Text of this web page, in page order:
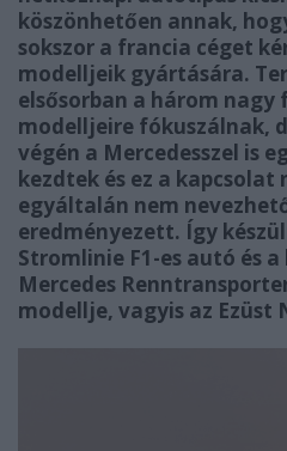
köszönhetően annak,
sokszor a francia céget
modelljeik gyártására.
elsősorban a három
modelljeire fókuszálnak,
végén a Mercedesszel is
kezdtek és ez a
egyáltalán nem
eredményezett. Így
Stromlinie F1-es autó és
Mercedes
modellje, vagyis az Ezüst